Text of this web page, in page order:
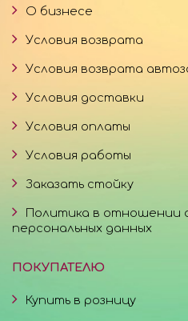
О бизнесе
Условия возврата
Условия возврата
Условия доставки
Условия оплаты
Условия работы
Заказать стойку
Политика в отношении
персональных данных
ПОКУПАТЕЛЮ
Купить в розницу